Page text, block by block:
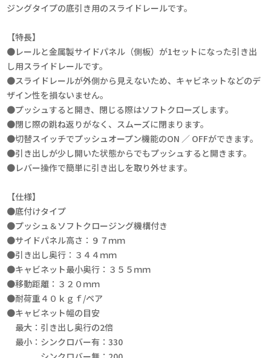
ジングタイプの底引き用のスライドレールです。
【特長】
●レールと金属製サイドパネル（側板）が1セットになった引き出
し用スライドレールです。
●スライドレールが外側から見えないため、キャビネットなどのデ
ザイン性を損ないません。
●プッシュすると開き、閉じる際はソフトクローズします。
●閉じ際の跳ね返りがなく、スムーズに閉まります。
●切替スイッチでプッシュオープン機能のON ／ OFFができます。
●引き出しが少し開いた状態からでもプッシュすると開きます。
●レバー操作で簡単に引き出しを取り外せます。
【仕様】
●底付けタイプ
●プッシュ＆ソフトクロージング機構付き
●サイドパネル高さ：９７ｍｍ
●引き出し奥行：３４４ｍｍ
●キャビネット最小奥行：３５５ｍｍ
●移動距離：３２０ｍｍ
●耐荷重４０ｋｇｆ/ペア
●キャビネット幅の目安
最大：引き出し奥行の2倍
最小：シンクロバー有：330